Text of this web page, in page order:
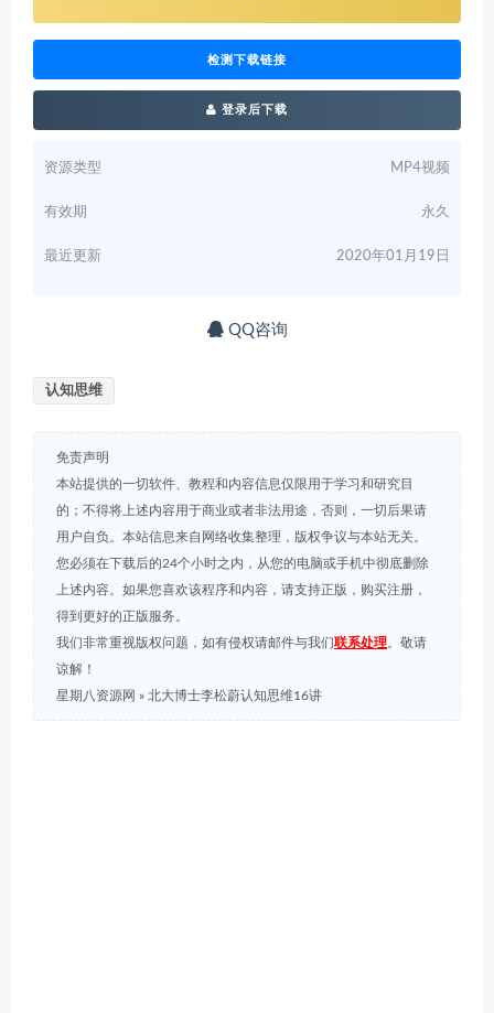
检测下载链接
登录后下载
资源类型 MP4视频
有效期 永久
最近更新 2020年01月19日
QQ咨询
认知思维
免责声明
本站提供的一切软件、教程和内容信息仅限用于学习和研究目
的；不得将上述内容用于商业或者非法用途，否则，一切后果请
用户自负。本站信息来自网络收集整理，版权争议与本站无关。
您必须在下载后的24个小时之内，从您的电脑或手机中彻底删除
上述内容。如果您喜欢该程序和内容，请支持正版，购买注册，
得到更好的正版服务。
我们非常重视版权问题，如有侵权请邮件与我们联系处理。敬请
谅解！
星期八资源网 » 北大博士李松蔚认知思维16讲